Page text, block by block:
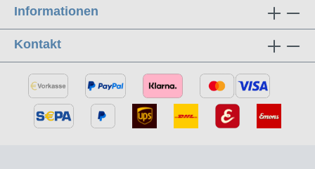
Informationen
Kontakt